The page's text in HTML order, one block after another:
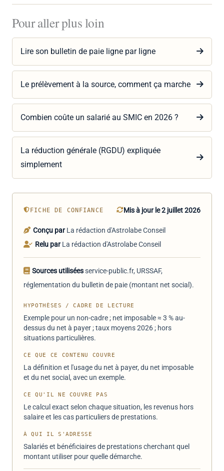
Pour aller plus loin
Lire son bulletin de paie ligne par ligne
Le prélèvement à la source, comment ça marche
Combien coûte un salarié au SMIC en 2026 ?
La réduction générale (RGDU) expliquée
simplement
FICHE DE CONFIANCE Mis à jour le 2 juillet 2026
Conçu parLa rédaction d'Astrolabe Conseil
Relu parLa rédaction d'Astrolabe Conseil
Sources utiliséesservice-public.fr, URSSAF,
réglementation du bulletin de paie (montant net social).
HYPOTHÈSES / CADRE DE LECTURE
Exemple pour un non-cadre ; net imposable ≈ 3 % au-
dessus du net à payer ; taux moyens 2026 ; hors
situations particulières.
CE QUE CE CONTENU COUVRE
La définition et l'usage du net à payer, du net imposable
et du net social, avec un exemple.
CE QU'IL NE COUVRE PAS
Le calcul exact selon chaque situation, les revenus hors
salaire et les cas particuliers de prestations.
À QUI IL S'ADRESSE
Salariés et bénéficiaires de prestations cherchant quel
montant utiliser pour quelle démarche.